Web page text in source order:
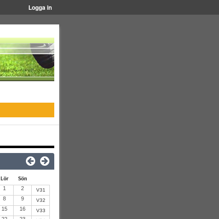
Logga in
Lör Sön
1 2 V31
8 9 V32
15 16 V33